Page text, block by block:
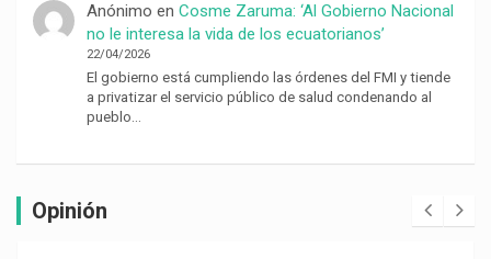
Anónimo en Cosme Zaruma: ‘Al Gobierno Nacional
no le interesa la vida de los ecuatorianos’
22/04/2026
El gobierno está cumpliendo las órdenes del FMI y tiende
a privatizar el servicio público de salud condenando al
pueblo…
Opinión